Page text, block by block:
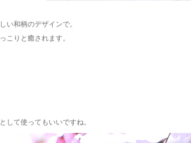
い和柄のデザインで。
こりと癒されます。
して使ってもいいですね。